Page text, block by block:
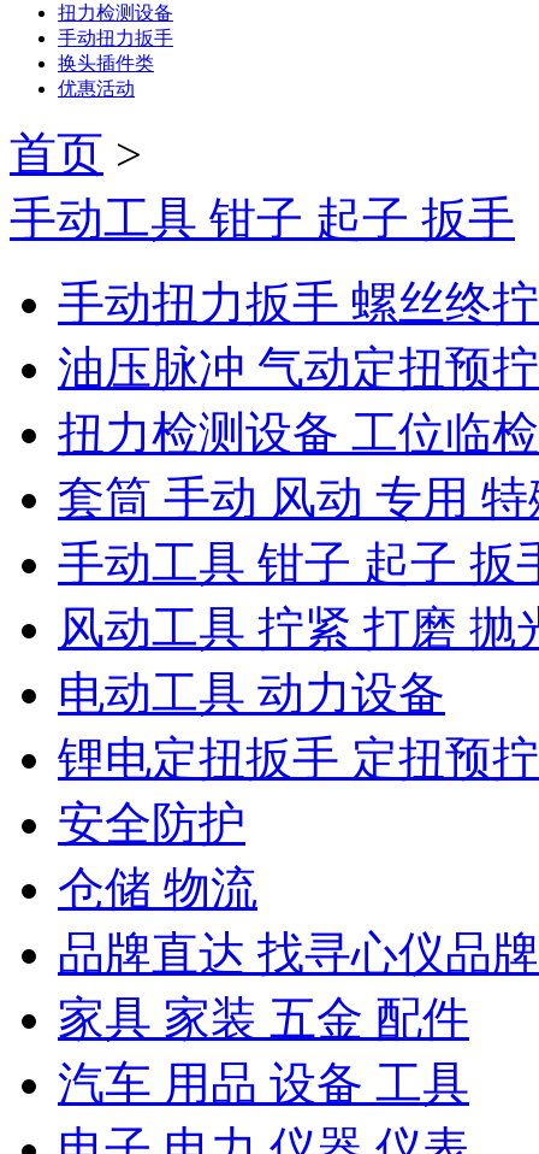
扭力检测设备
手动扭力扳手
换头插件类
优惠活动
首页 >
手动工具 钳子 起子 扳手
手动扭力扳手 螺丝终
油压脉冲 气动定扭预
扭力检测设备 工位临
套筒 手动 风动 专用 特
手动工具 钳子 起子 扳
风动工具 拧紧 打磨 抛
电动工具 动力设备
锂电定扭扳手 定扭预
安全防护
仓储 物流
品牌直达 找寻心仪品牌
家具 家装 五金 配件
汽车 用品 设备 工具